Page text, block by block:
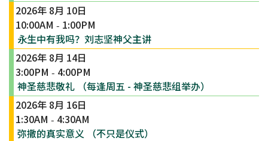
2026年 8月 10日
10:00AM - 1:00PM
永生中有我吗？刘志坚神父主讲
2026年 8月 14日
3:00PM - 4:00PM
神圣慈悲敬礼 （每逢周五 - 神圣慈悲组举办）
2026年 8月 16日
1:30AM - 4:30AM
弥撒的真实意义 （不只是仪式）